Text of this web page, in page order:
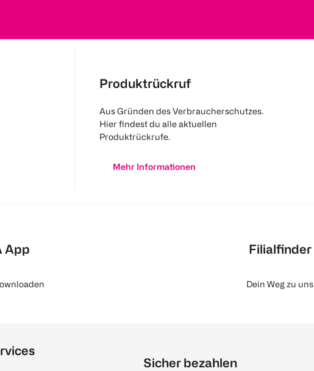
Produktrückruf
Aus Gründen des Verbraucherschutzes.
Hier findest du alle aktuellen
Produktrückrufe.
Mehr Informationen
App Filialfinder
Dein Weg zu uns
Sicher bezahlen